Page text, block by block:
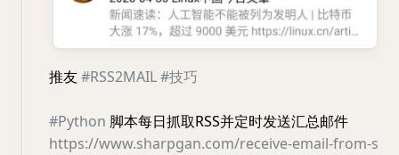
推友#RSS2MAIL#技巧
#Python 脚本每日抓取RSS并定时发送汇总邮件
https://www.sharpgan.com/receive-email-from-s